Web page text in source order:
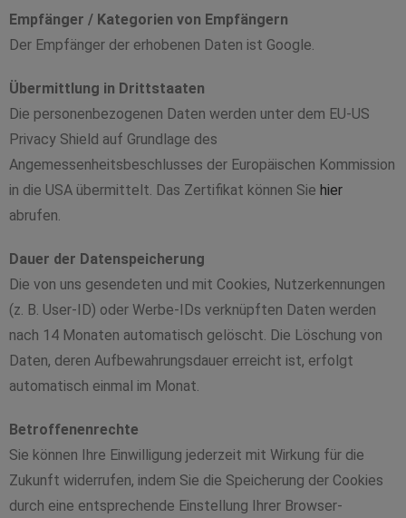
Empfänger / Kategorien von Empfängern
Der Empfänger der erhobenen Daten ist Google.
Übermittlung in Drittstaaten
Die personenbezogenen Daten werden unter dem EU-US
Privacy Shield auf Grundlage des
Angemessenheitsbeschlusses der Europäischen Kommission
in die USA übermittelt. Das Zertifikat können Sie hier
abrufen.
Dauer der Datenspeicherung
Die von uns gesendeten und mit Cookies, Nutzerkennungen
(z. B. User-ID) oder Werbe-IDs verknüpften Daten werden
nach 14 Monaten automatisch gelöscht. Die Löschung von
Daten, deren Aufbewahrungsdauer erreicht ist, erfolgt
automatisch einmal im Monat.
Betroffenenrechte
Sie können Ihre Einwilligung jederzeit mit Wirkung für die
Zukunft widerrufen, indem Sie die Speicherung der Cookies
durch eine entsprechende Einstellung Ihrer Browser-